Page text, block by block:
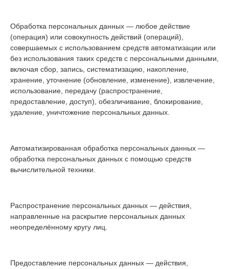
Обработка персональных данных — любое действие
(операция) или совокупность действий (операций),
совершаемых с использованием средств автоматизации или
без использования таких средств с персональными данными,
включая сбор, запись, систематизацию, накопление,
хранение, уточнение (обновление, изменение), извлечение,
использование, передачу (распространение,
предоставление, доступ), обезличивание, блокирование,
удаление, уничтожение персональных данных.
Автоматизированная обработка персональных данных —
обработка персональных данных с помощью средств
вычислительной техники.
Распространение персональных данных — действия,
направленные на раскрытие персональных данных
неопределённому кругу лиц.
Предоставление персональных данных — действия,